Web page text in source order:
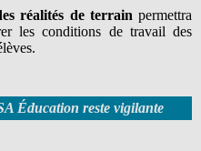
réalités de terrain permettra
les conditions de travail des
Éducation reste vigilante